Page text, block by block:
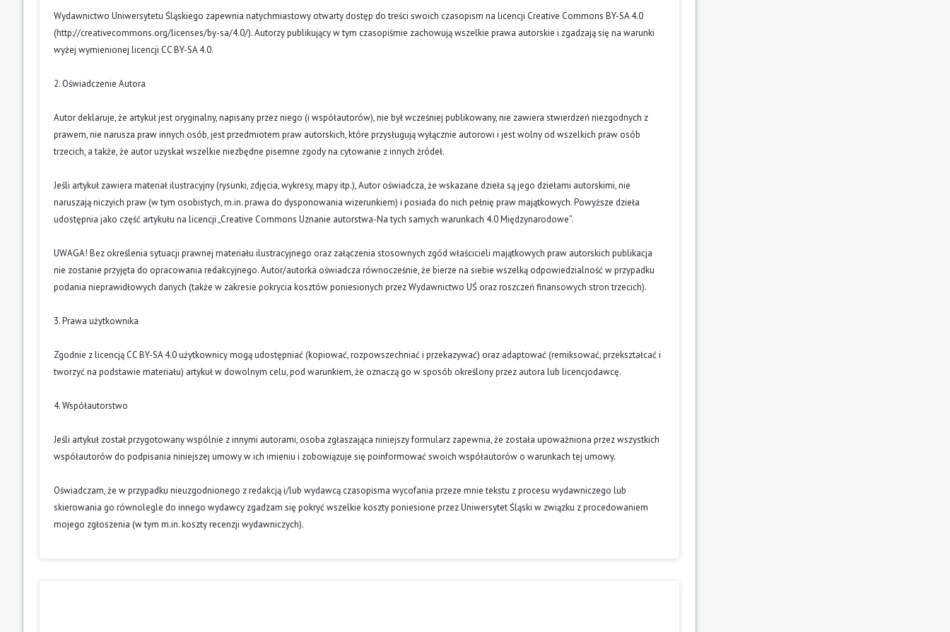
Wydawnictwo Uniwersytetu Śląskiego zapewnia natychmiastowy otwarty dostęp do treści swoich czasopism na licencji Creative Commons BY-SA 4.0
(http://creativecommons.org/licenses/by-sa/4.0/). Autorzy publikujący w tym czasopiśmie zachowują wszelkie prawa autorskie i zgadzają się na warunki
wyżej wymienionej licencji CC BY-SA 4.0.
2. Oświadczenie Autora
Autor deklaruje, że artykuł jest oryginalny, napisany przez niego (i współautorów), nie był wcześniej publikowany, nie zawiera stwierdzeń niezgodnych z
prawem, nie narusza praw innych osób, jest przedmiotem praw autorskich, które przysługują wyłącznie autorowi i jest wolny od wszelkich praw osób
trzecich, a także, że autor uzyskał wszelkie niezbędne pisemne zgody na cytowanie z innych źródeł.
Jeśli artykuł zawiera materiał ilustracyjny (rysunki, zdjęcia, wykresy, mapy itp.), Autor oświadcza, że wskazane dzieła są jego dziełami autorskimi, nie
naruszają niczyich praw (w tym osobistych, m.in. prawa do dysponowania wizerunkiem) i posiada do nich pełnię praw majątkowych. Powyższe dzieła
udostępnia jako część artykułu na licencji „Creative Commons Uznanie autorstwa-Na tych samych warunkach 4.0 Międzynarodowe”.
UWAGA! Bez określenia sytuacji prawnej materiału ilustracyjnego oraz załączenia stosownych zgód właścicieli majątkowych praw autorskich publikacja
nie zostanie przyjęta do opracowania redakcyjnego. Autor/autorka oświadcza równocześnie, że bierze na siebie wszelką odpowiedzialność w przypadku
podania nieprawidłowych danych (także w zakresie pokrycia kosztów poniesionych przez Wydawnictwo UŚ oraz roszczeń finansowych stron trzecich).
3. Prawa użytkownika
Zgodnie z licencją CC BY-SA 4.0 użytkownicy mogą udostępniać (kopiować, rozpowszechniać i przekazywać) oraz adaptować (remiksować, przekształcać i
tworzyć na podstawie materiału) artykuł w dowolnym celu, pod warunkiem, że oznaczą go w sposób określony przez autora lub licencjodawcę.
4. Współautorstwo
Jeśli artykuł został przygotowany wspólnie z innymi autorami, osoba zgłaszająca niniejszy formularz zapewnia, że została upoważniona przez wszystkich
współautorów do podpisania niniejszej umowy w ich imieniu i zobowiązuje się poinformować swoich współautorów o warunkach tej umowy.
Oświadczam, że w przypadku nieuzgodnionego z redakcją i/lub wydawcą czasopisma wycofania przeze mnie tekstu z procesu wydawniczego lub
skierowania go równolegle do innego wydawcy zgadzam się pokryć wszelkie koszty poniesione przez Uniwersytet Śląski w związku z procedowaniem
mojego zgłoszenia (w tym m.in. koszty recenzji wydawniczych).